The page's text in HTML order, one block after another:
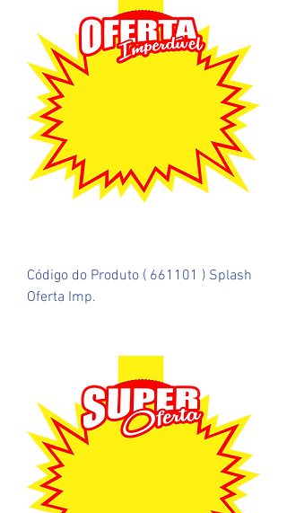
Código do Produto ( 661101 ) Splash
Oferta Imp.